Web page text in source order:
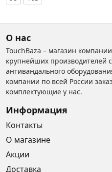
О нас
TouchBaza – магазин
крупнейших производителей
антивандального
компании по всей России
комплектующие у нас.
Информация
Контакты
О магазине
Акции
Доставка